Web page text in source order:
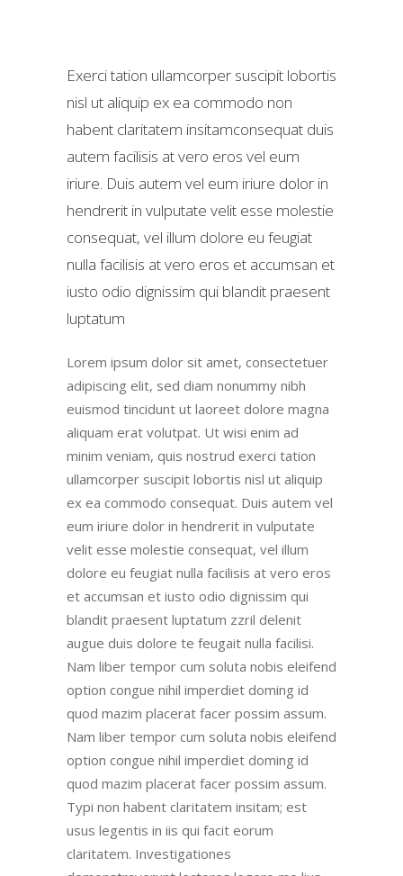
Exerci tation ullamcorper suscipit lobortis
nisl ut aliquip ex ea commodo non
habent claritatem insitamconsequat duis
autem facilisis at vero eros vel eum
iriure. Duis autem vel eum iriure dolor in
hendrerit in vulputate velit esse molestie
consequat, vel illum dolore eu feugiat
nulla facilisis at vero eros et accumsan et
iusto odio dignissim qui blandit praesent
luptatum
Lorem ipsum dolor sit amet, consectetuer
adipiscing elit, sed diam nonummy nibh
euismod tincidunt ut laoreet dolore magna
aliquam erat volutpat. Ut wisi enim ad
minim veniam, quis nostrud exerci tation
ullamcorper suscipit lobortis nisl ut aliquip
ex ea commodo consequat. Duis autem vel
eum iriure dolor in hendrerit in vulputate
velit esse molestie consequat, vel illum
dolore eu feugiat nulla facilisis at vero eros
et accumsan et iusto odio dignissim qui
blandit praesent luptatum zzril delenit
augue duis dolore te feugait nulla facilisi.
Nam liber tempor cum soluta nobis eleifend
option congue nihil imperdiet doming id
quod mazim placerat facer possim assum.
Nam liber tempor cum soluta nobis eleifend
option congue nihil imperdiet doming id
quod mazim placerat facer possim assum.
Typi non habent claritatem insitam; est
usus legentis in iis qui facit eorum
claritatem. Investigationes